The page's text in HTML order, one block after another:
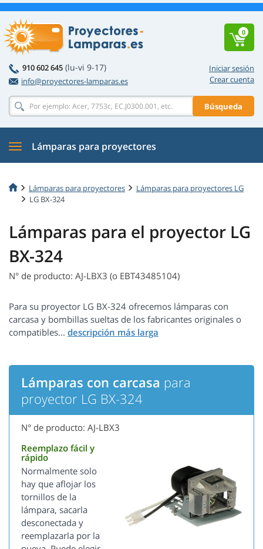
Iniciar sesión
Crear cuenta
910 602 645 (lu-vi 9-17)
info@proyectores-lamparas.es
Búsqueda
0
Lámparas para proyectores
Lámparas para proyectores
Lámparas para proyectores LG
LG BX-324
Lámparas para el proyector LG
BX-324
N° de producto: AJ-LBX3 (o EBT43485104)
Para su proyector LG BX-324 ofrecemos lámparas con
carcasa y bombillas sueltas de los fabricantes originales o
compatibles...
Lámparas con carcasa para
proyector LG BX-324
N° de producto: AJ-LBX3
Reemplazo fácil y
rápido
Normalmente solo
hay que aflojar los
tornillos de la
lámpara, sacarla
desconectada y
reemplazarla por la